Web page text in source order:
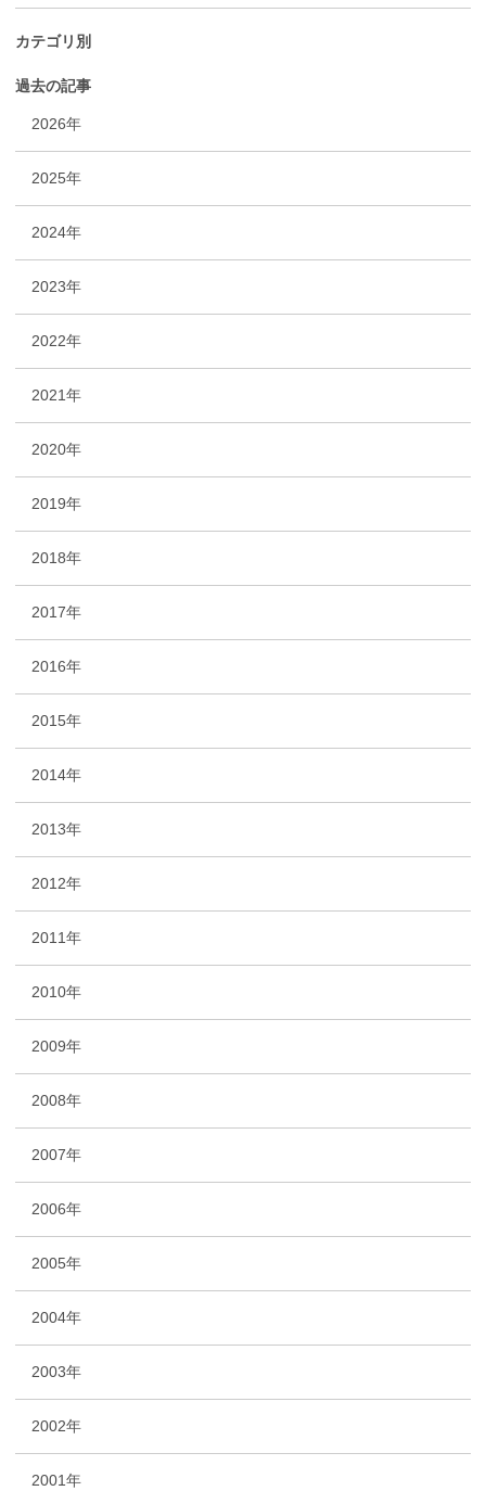
カテゴリ別
過去の記事
2026年
2025年
2024年
2023年
2022年
2021年
2020年
2019年
2018年
2017年
2016年
2015年
2014年
2013年
2012年
2011年
2010年
2009年
2008年
2007年
2006年
2005年
2004年
2003年
2002年
2001年